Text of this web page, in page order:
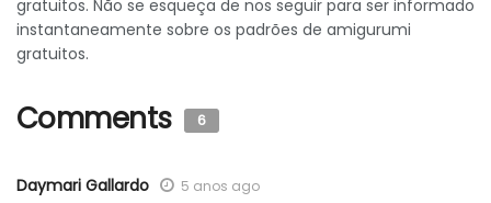
gratuitos. Não se esqueça de nos seguir para ser informado
instantaneamente sobre os padrões de amigurumi
gratuitos.
Comments 6
Daymari Gallardo 5 anos ago